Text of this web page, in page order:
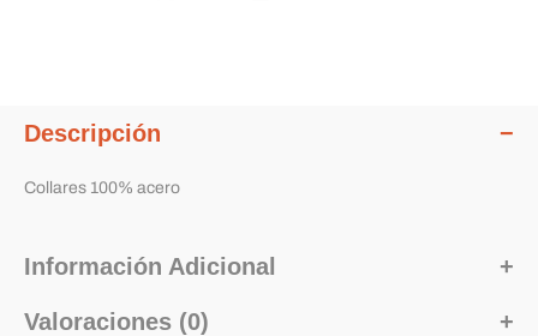
Descripción
Collares 100% acero
Información Adicional
Valoraciones (0)